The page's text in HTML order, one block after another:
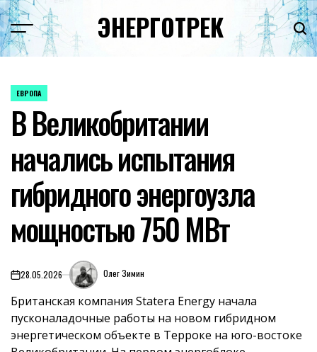
Перейти
к
содержимому
ЭНЕРГОТРЕК
ОПУБЛИКОВАНО
ЕВРОПА
В Великобритании
начались испытания
гибридного энергоузла
мощностью 750 МВт
on28.05.2026 Олег Зимин
Британская компания Statera Energy начала
пусконаладочные работы на новом гибридном
энергетическом объекте в Терроке на юго-востоке